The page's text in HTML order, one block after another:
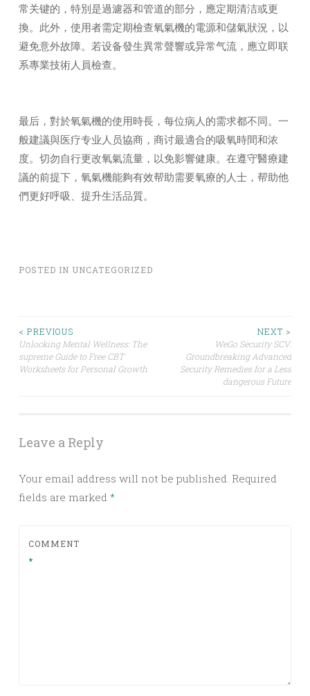
常关键的，特別是過濾器和管道的部分，應定期清洁或更
換。此外，使用者需定期檢查氧氣機的電源和儲氣狀況，以
避免意外故障。若设备發生異常聲響或异常气流，應立即联
系專業技術人員檢查。
最后，對於氧氣機的使用時長，每位病人的需求都不同。一
般建議與医疗专业人员協商，商讨最適合的吸氧時間和浓
度。切勿自行更改氧氣流量，以免影響健康。在遵守醫療建
議的前提下，氧氣機能夠有效帮助需要氧療的人士，帮助他
們更好呼吸、提升生活品質。
POSTED IN UNCATEGORIZED
Post
navigation
< PREVIOUS
Unlocking Mental Wellness: The
supreme Guide to Free CBT
Worksheets for Personal Growth
NEXT >
WeGo Security SCV:
Groundbreaking Advanced
Security Remedies for a Less
dangerous Future
Leave a Reply
Your email address will not be published. Required
fields are marked *
COMMENT
*